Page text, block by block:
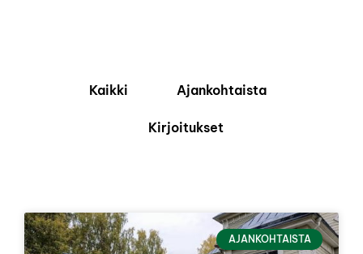
Kaikki Ajankohtaista
Kirjoitukset
AJANKOHTAISTA